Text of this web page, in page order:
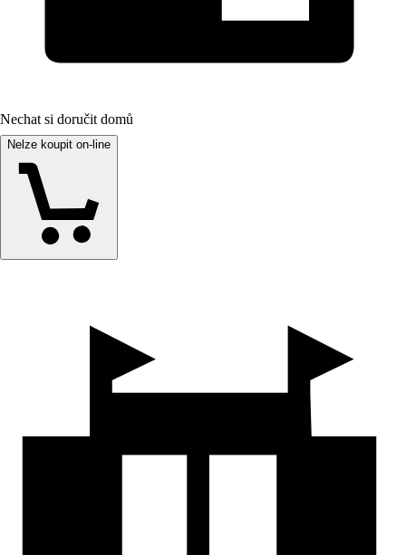
Nechat si doručit domů
Nelze koupit on-line